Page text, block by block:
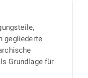
gegliederte
Grundlage für